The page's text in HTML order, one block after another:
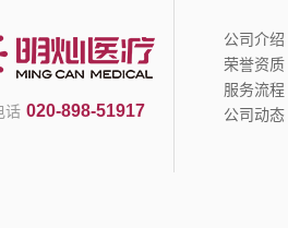
话 020-898-51917
公司介绍
荣誉资质
服务流程
公司动态